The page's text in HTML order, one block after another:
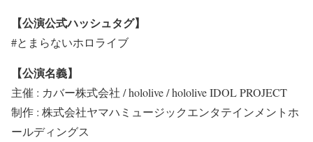
【公演公式ハッシュタグ】
#とまらないホロライブ
【公演名義】
主催 : カバー株式会社 / hololive / hololive IDOL PROJECT
制作 : 株式会社ヤマハミュージックエンタテインメントホ
ールディングス